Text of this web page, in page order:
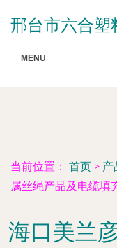
邢台市六合塑
MENU
当前位置： 首页 > 产
属丝绳产品及电缆填
海口美兰